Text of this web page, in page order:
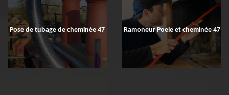
Pose de tubage de cheminée 47 Ramoneur Poele et cheminée 47